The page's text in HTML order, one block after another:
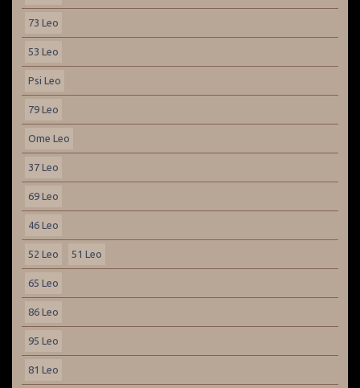
73 Leo
53 Leo
Psi Leo
79 Leo
Ome Leo
37 Leo
69 Leo
46 Leo
52 Leo 51 Leo
65 Leo
86 Leo
95 Leo
81 Leo